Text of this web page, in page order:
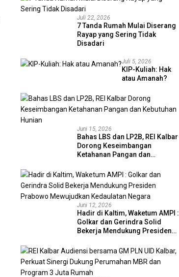
Juli 22, 2026
7 Tanda Rumah Mulai Diserang
Rayap yang Sering Tidak
Disadari
Juli 5, 2026
KIP-Kuliah: Hak
atau Amanah?
Juni 15, 2026
Bahas LBS dan LP2B, REI Kalbar
Dorong Keseimbangan
Ketahanan Pangan dan
Juni 12, 2026
Hadir di Kaltim, Waketum AMPI :
Golkar dan Gerindra Solid
Bekerja Mendukung Presiden
Kedaulatan Negara